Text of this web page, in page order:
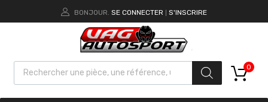
BONJOUR. SE CONNECTER S'INSCRIRE
0